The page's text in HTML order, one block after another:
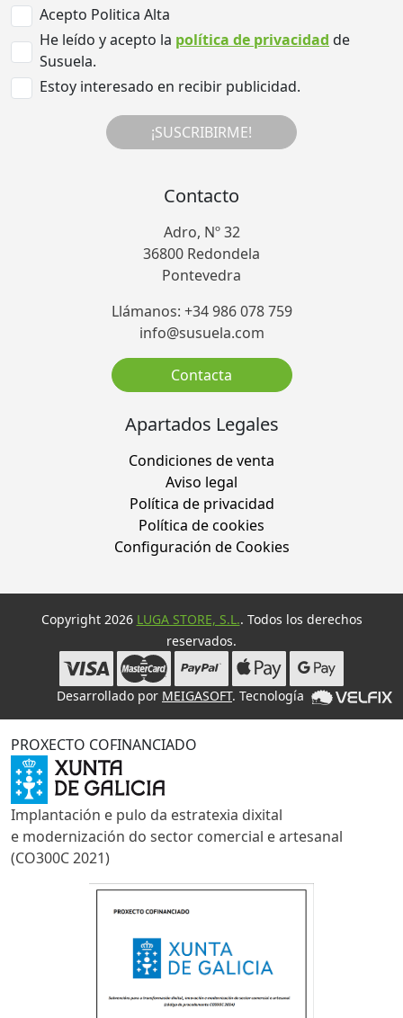
Acepto Politica Alta
He leído y acepto la política de privacidad de
Susuela.
Estoy interesado en recibir publicidad.
¡SUSCRIBIRME!
Contacto
Adro, Nº 32
36800 Redondela
Pontevedra
Llámanos: +34 986 078 759
info@susuela.com
Contacta
Apartados Legales
Condiciones de venta
Aviso legal
Política de privacidad
Política de cookies
Configuración de Cookies
Copyright 2026 LUGA STORE, S.L.. Todos los derechos
reservados.
Desarrollado por MEIGASOFT. Tecnología
PROXECTO COFINANCIADO
Implantación e pulo da estratexia dixital
e modernización do sector comercial e artesanal
(CO300C 2021)